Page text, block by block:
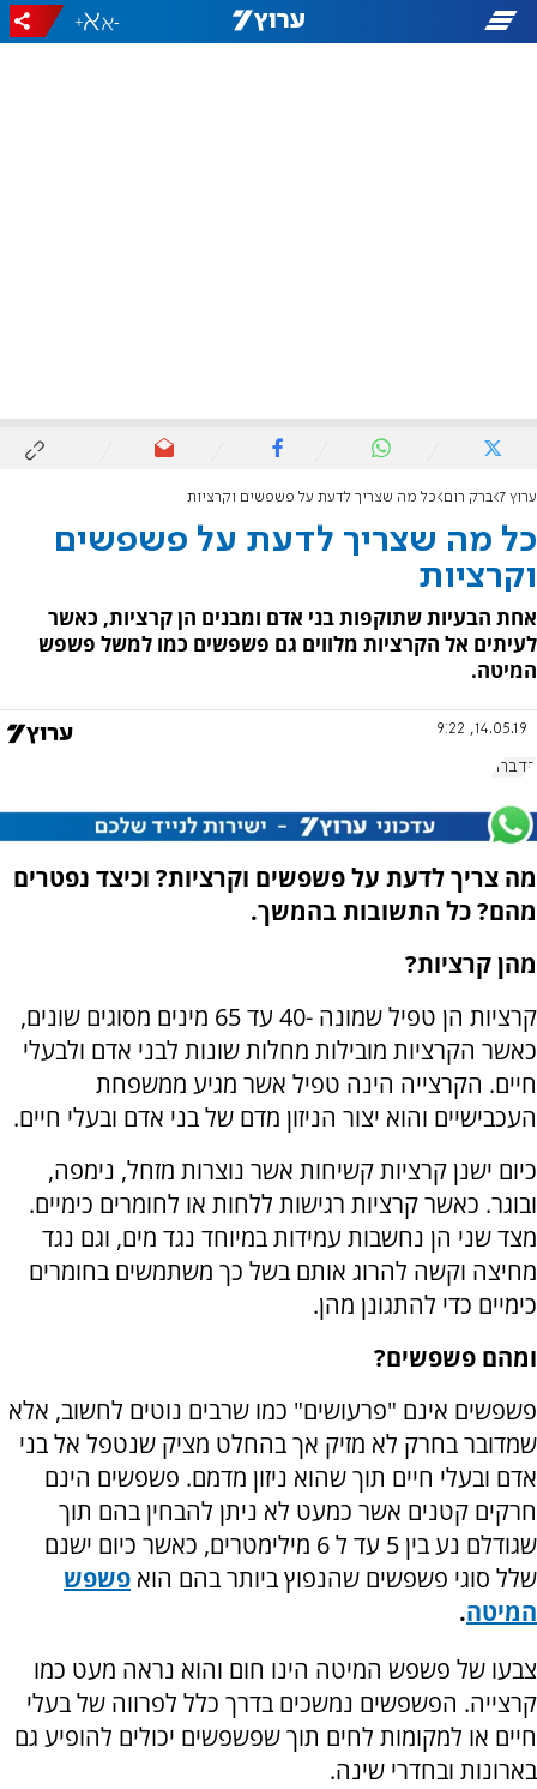
-
+
ערוץ 7 ברק רום כל מה שצריך לדעת על פשפשים וקרציות
כל מה שצריך לדעת על פשפשים
וקרציות
אחת הבעיות שתוקפות בני אדם ומבנים הן קרציות, כאשר
לעיתים אל הקרציות מלווים גם פשפשים כמו למשל פשפש
המיטה.
14.05.19, 9:22
הדברה
מה צריך לדעת על פשפשים וקרציות? וכיצד נפטרים
מהם? כל התשובות בהמשך.
מהן קרציות?
קרציות הן טפיל שמונה -40 עד 65 מינים מסוגים שונים,
כאשר הקרציות מובילות מחלות שונות לבני אדם ולבעלי
חיים. הקרצייה הינה טפיל אשר מגיע ממשפחת
העכבישיים והוא יצור הניזון מדם של בני אדם ובעלי חיים.
כיום ישנן קרציות קשיחות אשר נוצרות מזחל, נימפה,
ובוגר. כאשר קרציות רגישות ללחות או לחומרים כימיים.
מצד שני הן נחשבות עמידות במיוחד נגד מים, וגם נגד
מחיצה וקשה להרוג אותם בשל כך משתמשים בחומרים
כימיים כדי להתגונן מהן.
ומהם פשפשים?
פשפשים אינם "פרעושים" כמו שרבים נוטים לחשוב, אלא
שמדובר בחרק לא מזיק אך בהחלט מציק שנטפל אל בני
אדם ובעלי חיים תוך שהוא ניזון מדמם. פשפשים הינם
חרקים קטנים אשר כמעט לא ניתן להבחין בהם תוך
שגודלם נע בין 5 עד ל 6 מילימטרים, כאשר כיום ישנם
שלל סוגי פשפשים שהנפוץ ביותר בהם הוא פשפש
המיטה.
צבעו של פשפש המיטה הינו חום והוא נראה מעט כמו
קרצייה. הפשפשים נמשכים בדרך כלל לפרווה של בעלי
חיים או למקומות לחים תוך שפשפשים יכולים להופיע גם
בארונות ובחדרי שינה.